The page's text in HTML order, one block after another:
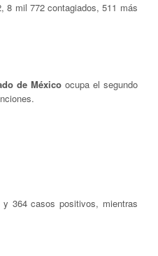
8 mil 772 contagiados, 511 más
de Méxicoocupa el segundo
y 364 casos positivos, mientras